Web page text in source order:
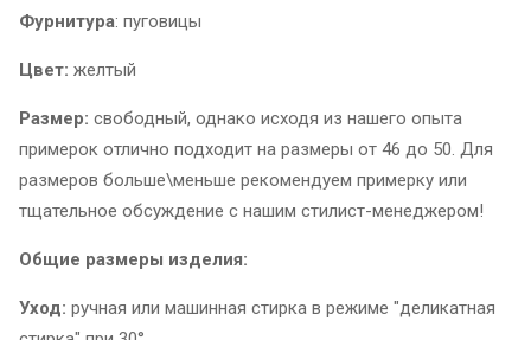
Фурнитура: пуговицы
Цвет: желтый
Размер: свободный, однако исходя из нашего опыта
примерок отлично подходит на размеры от 46 до 50. Для
размеров больше\меньше рекомендуем примерку или
тщательное обсуждение с нашим стилист-менеджером!
Общие размеры изделия:
Уход: ручная или машинная стирка в режиме "деликатная